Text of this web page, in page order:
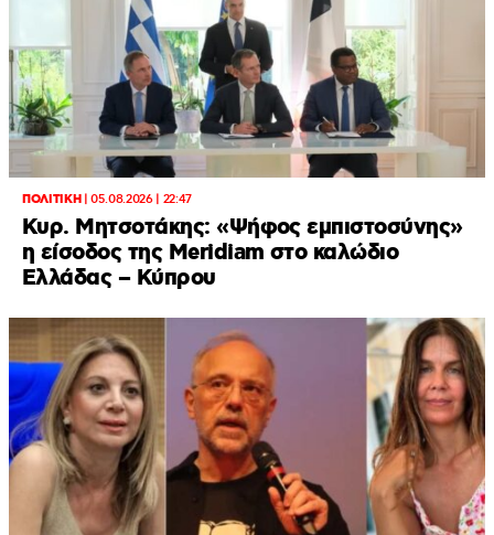
ΠΟΛΙΤΙΚΗ|05.08.2026 | 22:47
Κυρ. Μητσοτάκης: «Ψήφος εμπιστοσύνης»
η είσοδος της Meridiam στο καλώδιο
Ελλάδας – Κύπρου